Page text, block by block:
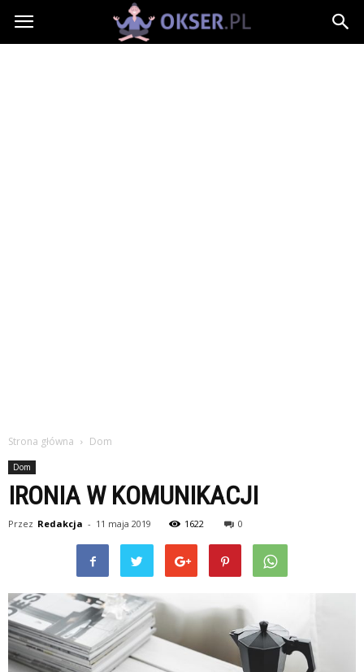
Okser.pl
Strona główna Dom
Dom
IRONIA W KOMUNIKACJI
Przez Redakcja - 11 maja 2019 1622 0